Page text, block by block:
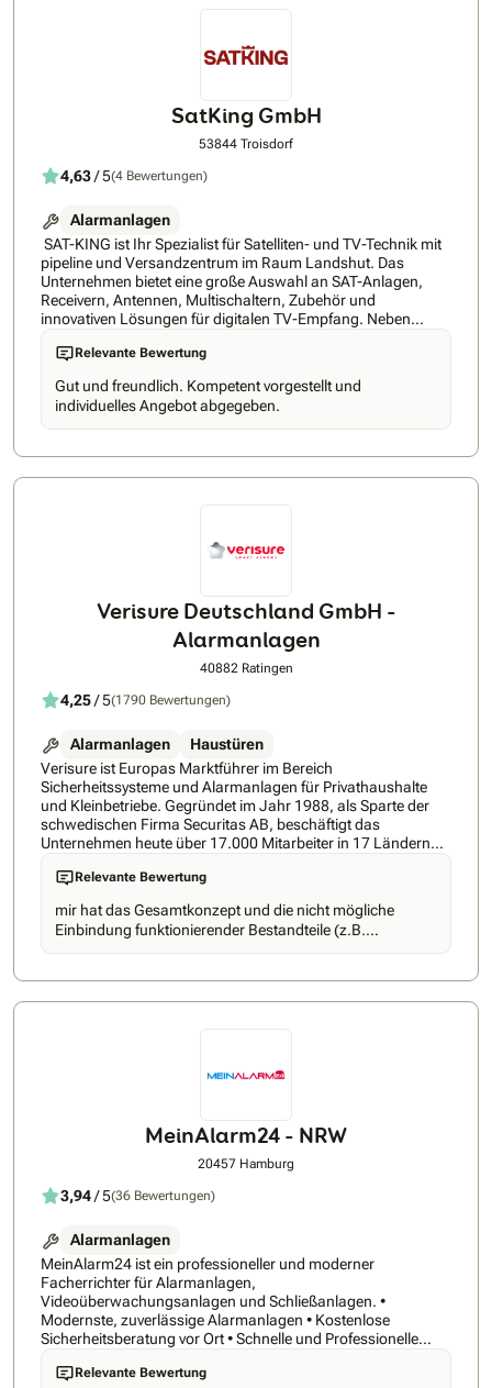
SatKing GmbH
53844 Troisdorf
4,63/ 5(4 Bewertungen)
Alarmanlagen
SAT-KING ist Ihr Spezialist für Satelliten- und TV-Technik mit
pipeline und Versandzentrum im Raum Landshut. Das
Unternehmen bietet eine große Auswahl an SAT-Anlagen,
Receivern, Antennen, Multischaltern, Zubehör und
innovativen Lösungen für digitalen TV-Empfang. Neben
hochwertigen Produkten namhafter Marken profitieren
Privat- und Geschäftskunden von umfassender Beratung,
maßgeschneiderten Systemlösungen und technischem
Support. Die langjährige Erfahrung und der Online-Shop mit
schnellem Versand machen SAT-KING zu einem
zuverlässigen Partner – egal ob für den Eigenheimbesitzer,
Kundenservice und Ersatzteilversorgung.
Relevante Bewertung
Gut und freundlich. Kompetent vorgestellt und
individuelles Angebot abgegeben.
Verisure Deutschland GmbH -
Alarmanlagen
40882 Ratingen
4,25/ 5(1790 Bewertungen)
Alarmanlagen
Haustüren
Verisure ist Europas Marktführer im Bereich
Sicherheitssysteme und Alarmanlagen für Privathaushalte
und Kleinbetriebe. Gegründet im Jahr 1988, als Sparte der
schwedischen Firma Securitas AB, beschäftigt das
Unternehmen heute über 17.000 Mitarbeiter in 17 Ländern
weltweit. Mehr als 5 Millionen Kunden vertrauen mittlerweile
unserer Smart-Home Technologie und jetzt gibt es Verisure
auch in Deutschland. Unsere Unternehmenszentrale in
Ratingen zählt seit der Eröffnung im September 2018 bereits
über 400 Mitarbeiter. Und wir möchten gern mit Dir weiter
wachsen.
Relevante Bewertung
mir hat das Gesamtkonzept und die nicht mögliche
Einbindung funktionierender Bestandteile (z.B.
Tür-/Toröffnung, Sirenen, etc.) nicht gefallen, deshalb
MeinAlarm24 - NRW
20457 Hamburg
3,94/ 5(36 Bewertungen)
Alarmanlagen
MeinAlarm24 ist ein professioneller und moderner
Facherrichter für Alarmanlagen,
Videoüberwachungsanlagen und Schließanlagen. •
Modernste, zuverlässige Alarmanlagen • Kostenlose
Sicherheitsberatung vor Ort • Schnelle und Professionelle
Installation MeinAlarm24 ist Ihr zuverlässiger Partner für
professionelle Sicherheitstechnik, wie z.B. Alarmanlagen,
Relevante Bewertung